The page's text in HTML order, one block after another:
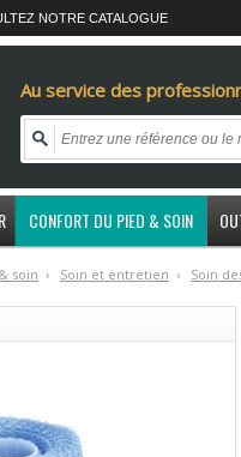
NOTRE CATALOGUE
Au service des
CONFORT DU PIED & SOIN
soin › Soin et entretien › Soin